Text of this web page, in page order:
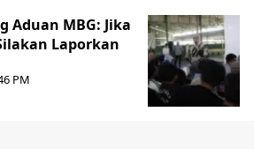
Aduan MBG: Jika
Laporkan
PM